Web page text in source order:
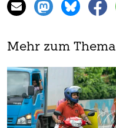
Mehr zum Thema